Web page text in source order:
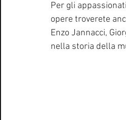
Per gli
opere troverete
Enzo Jannacci,
nella storia della